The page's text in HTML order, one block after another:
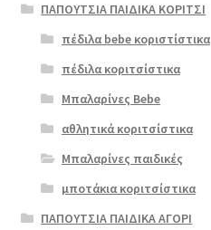
ΠΑΠΟΥΤΣΙΑ ΠΑΙΔΙΚΑ ΚΟΡΙΤΣΙ
πέδιλα bebe κοριστίστικα
πέδιλα κοριτσίστικα
Μπαλαρίνες Bebe
αθλητικά κοριτσίστικα
Μπαλαρίνες παιδικές
μποτάκια κοριτσίστικα
ΠΑΠΟΥΤΣΙΑ ΠΑΙΔΙΚΑ ΑΓΟΡΙ